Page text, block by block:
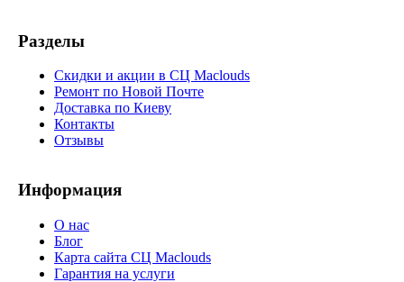
Разделы
Скидки и акции в СЦ Maclouds
Ремонт по Новой Почте
Доставка по Киеву
Контакты
Отзывы
Информация
О нас
Блог
Карта сайта СЦ Maclouds
Гарантия на услуги